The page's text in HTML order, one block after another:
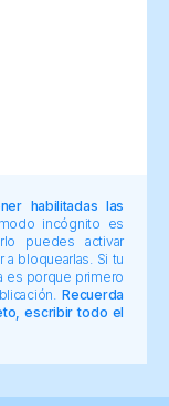
habilitadas las
incógnito es
puedes activar
bloquearlas. Si tu
es porque primero
Recuerda
escribir todo el